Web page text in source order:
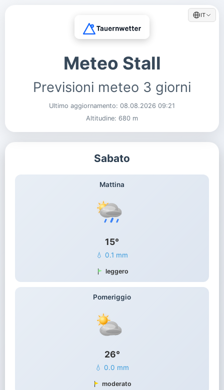
IT
Meteo Stall
Previsioni meteo 3 giorni
Ultimo aggiornamento: 08.08.2026 09:21
Altitudine: 680 m
Sabato
Mattina
15°
💧 0.1 mm
leggero
Pomeriggio
26°
💧 0.0 mm
moderato